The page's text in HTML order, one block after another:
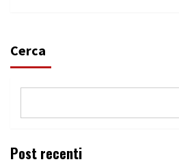
Cerca
Post recenti